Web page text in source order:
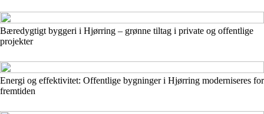
Bæredygtigt byggeri i Hjørring – grønne tiltag i private og offentlige
projekter
Energi og effektivitet: Offentlige bygninger i Hjørring moderniseres for
fremtiden